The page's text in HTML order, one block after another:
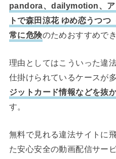
pandora、dailymotion、ア
トで森田涼花 ゆめ恋うつ
常に危険のためおすすめで
理由としてはこういった違
仕掛けられているケースが多
ジットカード情報などを抜
す。
無料で見れる違法サイトに
た安心安全の動画配信サー